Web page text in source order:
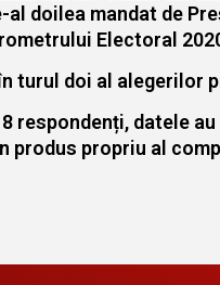
al doilea mandat de
Electoral
doi al alegerilor
respondenți, datele
produs propriu al